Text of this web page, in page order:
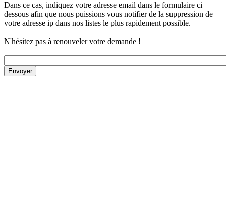
Dans ce cas, indiquez votre adresse email dans le formulaire ci
dessous afin que nous puissions vous notifier de la suppression de
votre adresse ip dans nos listes le plus rapidement possible.
N'hésitez pas à renouveler votre demande !